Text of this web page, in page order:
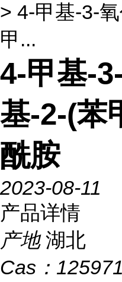
> 4-甲基-3-
甲...
4-甲基-
基-2-(苯
酰胺
2023-08-11
产品详情
产地 湖北
Cas：